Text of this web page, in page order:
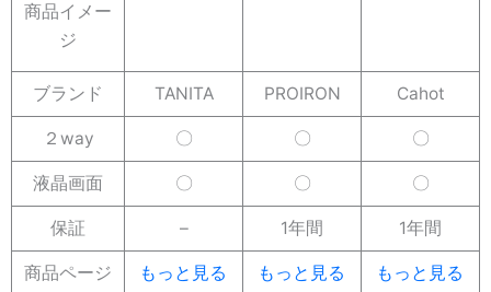
商品イメー
ジ
ブランド TANITA PROIRON Cahot
２way 〇 〇 〇
液晶画面 〇 〇 〇
保証 – 1年間 1年間
商品ページ もっと見る もっと見る もっと見る